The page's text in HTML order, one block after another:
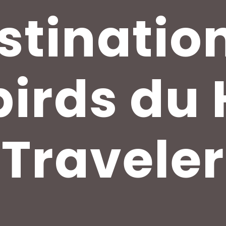
du
Traveler